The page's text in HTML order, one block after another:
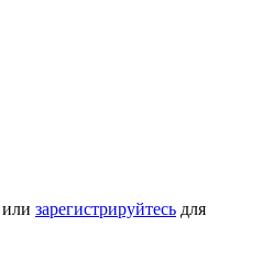
или зарегистрируйтесь для